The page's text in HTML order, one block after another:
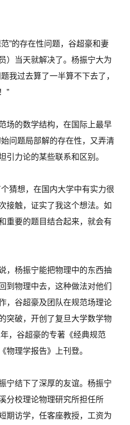
”的存在性问题，谷超豪和妻
）当天就解决了。杨振宁大为
我过去算了一半算不下去了，
”
场的数学结构，在国际上最早
问题局部解的存在性，又弄清
引力论的某些联系和区别。
猜想，在国内大学中有实力很
接触，证实了我这个想法。如
重要的题目结合起来，就会有
，杨振宁能把物理中的东西抽
到物理中去，这种做法对他们
，谷超豪及团队在规范场理论
突破，开创了复旦大学数学物
，谷超豪的专著《经典规范
物理学报告》上刊登。
宁结下了深厚的友谊。杨振宁
分校理论物理研究所担任所
期访学，任客座教授，工资为